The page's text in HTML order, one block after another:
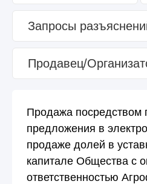
Запросы
Продавец/
Продажа посредством
предложения в
продаже долей в
капитале Общества с
ответственностью